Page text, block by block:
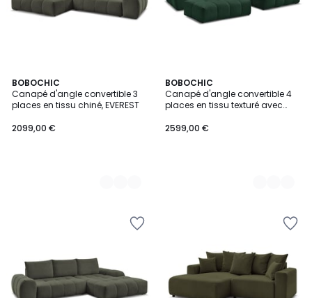
BOBOCHIC
Canapé d'angle convertible 3
places en tissu chiné, EVEREST
2099,00 €
9
Couleurs
BOBOCHIC
Canapé d'angle convertible 4
places en tissu texturé avec
2599,00 €
10
Couleurs